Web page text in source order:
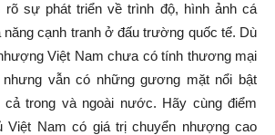
rõ sự phát triển về trình độ, hình ảnh cá
năng cạnh tranh ở đấu trường quốc tế. Dù
Việt Nam chưa có tính thương mại
vẫn có những gương mặt nổi bật
trong và ngoài nước. Hãy cùng điểm
Việt Nam có giá trị chuyển nhượng cao